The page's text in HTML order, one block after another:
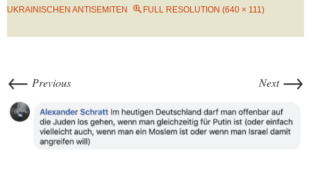
UKRAINISCHEN ANTISEMITEN
FULL RESOLUTION (640 × 111)
← Previous Next →